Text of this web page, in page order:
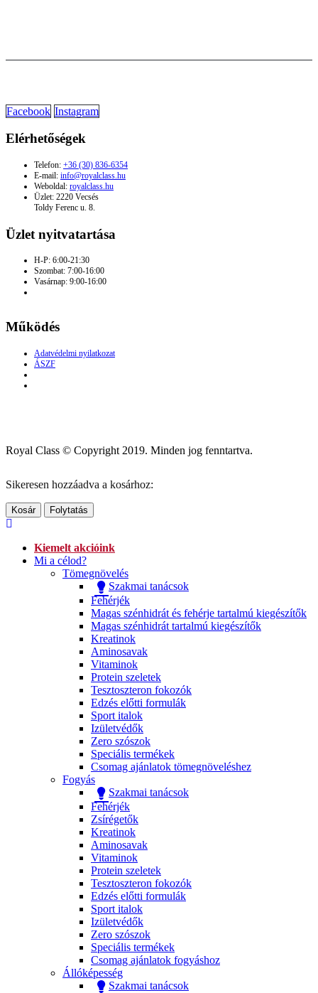
Facebook Instagram
Elérhetőségek
Telefon: +36 (30) 836-6354
E-mail: info@royalclass.hu
Weboldal: royalclass.hu
Üzlet: 2220 Vecsés
Toldy Ferenc u. 8.
Üzlet nyitvatartása
H-P: 6:00-21:30
Szombat: 7:00-16:00
Vasárnap: 9:00-16:00
Működés
Adatvédelmi nyilatkozat
ÁSZF
Royal Class © Copyright 2019. Minden jog fenntartva.
Sikeresen hozzáadva a kosárhoz:
Kosár Folytatás
Kiemelt akcióink
Mi a célod?
Tömegnövelés
Szakmai tanácsok
Fehérjék
Magas szénhidrát és fehérje tartalmú kiegészítők
Magas szénhidrát tartalmú kiegészítők
Kreatinok
Aminosavak
Vitaminok
Protein szeletek
Tesztoszteron fokozók
Edzés előtti formulák
Sport italok
Izületvédők
Zero szószok
Speciális termékek
Csomag ajánlatok tömegnöveléshez
Fogyás
Szakmai tanácsok
Fehérjék
Zsírégetők
Kreatinok
Aminosavak
Vitaminok
Protein szeletek
Tesztoszteron fokozók
Edzés előtti formulák
Sport italok
Izületvédők
Zero szószok
Speciális termékek
Csomag ajánlatok fogyáshoz
Állóképesség
Szakmai tanácsok